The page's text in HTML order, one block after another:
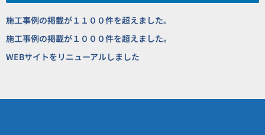
施工事例の掲載が１１００件を超えました。
施工事例の掲載が１０００件を超えました。
WEBサイトをリニューアルしました